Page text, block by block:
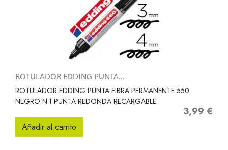
ROTULADOR EDDING PUNTA...
ROTULADOR EDDING PUNTA FIBRA PERMANENTE 550
NEGRO N.1 PUNTA REDONDA RECARGABLE
Precio
3,99 €
Añadir al carrito